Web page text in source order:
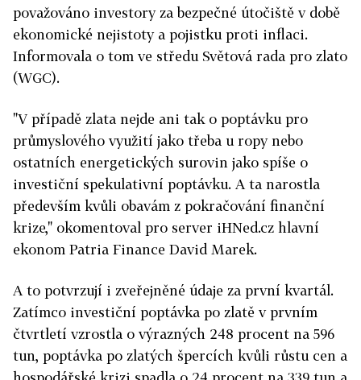
považováno investory za bezpečné útočiště v době
ekonomické nejistoty a pojistku proti inflaci.
Informovala o tom ve středu Světová rada pro zlato
(WGC).
"V případě zlata nejde ani tak o poptávku pro
průmyslového využití jako třeba u ropy nebo
ostatních energetických surovin jako spíše o
investiční spekulativní poptávku. A ta narostla
především kvůli obavám z pokračování finanční
krize," okomentoval pro server iHNed.cz hlavní
ekonom Patria Finance David Marek.
A to potvrzují i zveřejněné údaje za první kvartál.
Zatímco investiční poptávka po zlatě v prvním
čtvrtletí vzrostla o výrazných 248 procent na 596
tun, poptávka po zlatých špercích kvůli růstu cen a